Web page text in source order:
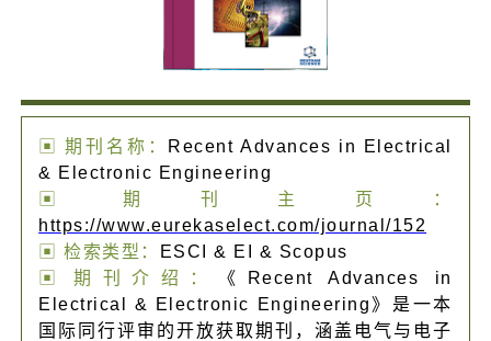
▣ 期刊名称： Recent Advances in Electrical
& Electronic Engineering
▣ 期刊主页：
https://www.eurekaselect.com/journal/152
▣ 检索类型：
ESCI & EI & Scopus
▣ 期刊介绍：
《Recent Advances in
Electrical & Electronic Engineering》是一本
国际同行评审的开放获取期刊，涵盖电气与电子